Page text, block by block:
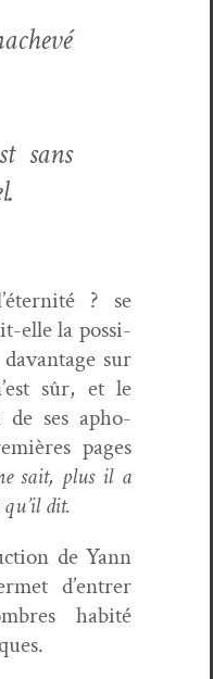
sans
? se
elle la pos­si­
sur
sûr, et le
de ses apho­
pages
sait, plus il a
dit.
de Yann
d’entrer
habité